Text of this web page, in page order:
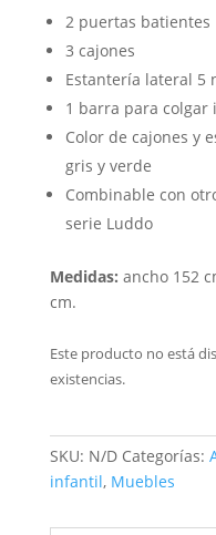
2 puertas batientes
3 cajones
Estantería lateral 5
1 barra para colgar
Color de cajones y
gris y verde
Combinable con
serie Luddo
Medidas: ancho 152
cm.
Este producto no está
existencias.
SKU: N/D Categorías:
infantil, Muebles